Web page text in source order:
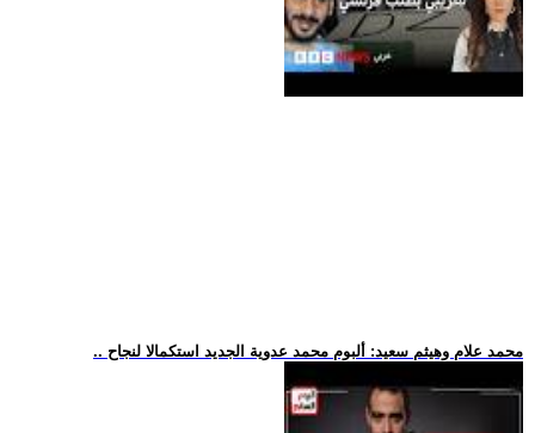
.. محمد علام وهيثم سعيد: ألبوم محمد عدوية الجديد استكمالا لنجاح